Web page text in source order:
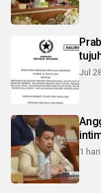
Jul
1